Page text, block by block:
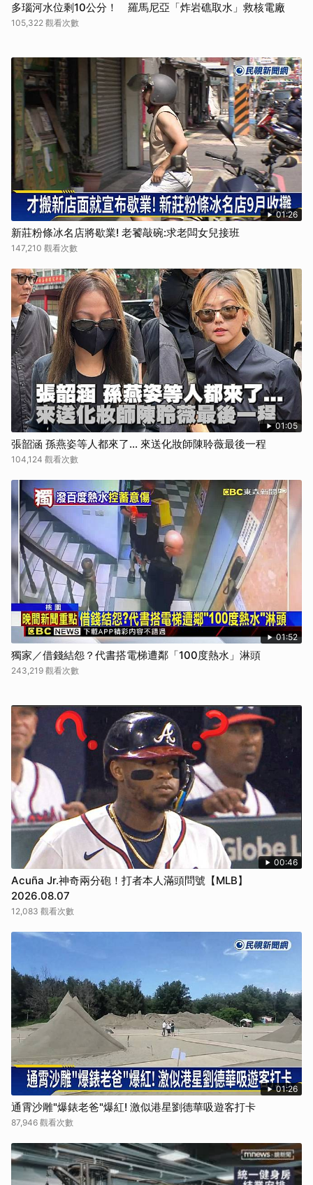
多瑙河水位剩10公分！ 羅馬尼亞「炸岩礁取水」救核電廠
105,322 觀看次數
01:26
新莊粉條冰名店將歇業! 老饕敲碗:求老闆女兒接班
147,210 觀看次數
01:05
張韶涵 孫燕姿等人都來了... 來送化妝師陳聆薇最後一程
104,124 觀看次數
01:52
獨家／借錢結怨？代書搭電梯遭鄰「100度熱水」淋頭
243,219 觀看次數
00:46
Acuña Jr.神奇兩分砲！打者本人滿頭問號【MLB】
2026.08.07
12,083 觀看次數
01:26
通霄沙雕"爆錶老爸"爆紅! 激似港星劉德華吸遊客打卡
87,946 觀看次數